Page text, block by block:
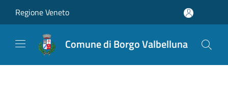
Regione Veneto
Comune di Borgo Valbelluna